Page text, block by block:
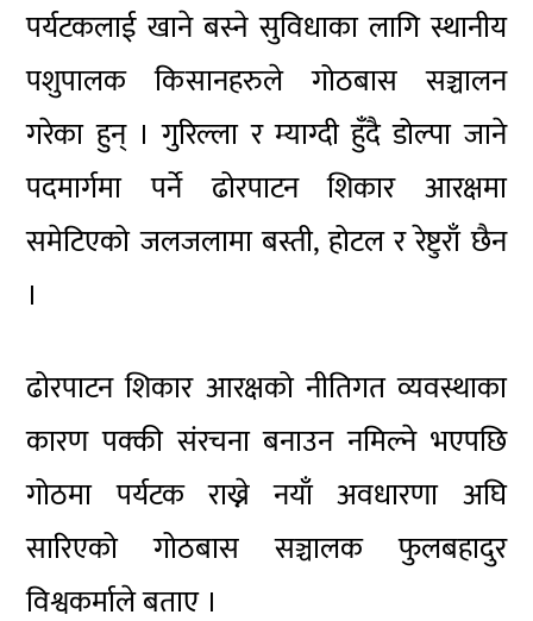
पर्यटकलाई खाने बस्ने सुविधाका लागि स्थानीय
पशुपालक किसानहरुले गोठबास सञ्चालन
गरेका हुन् । गुरिल्ला र म्याग्दी हुँदै डोल्पा जाने
पदमार्गमा पर्ने ढोरपाटन शिकार आरक्षमा
समेटिएको जलजलामा बस्ती, होटल र रेष्टुराँ छैन
।
ढोरपाटन शिकार आरक्षको नीतिगत व्यवस्थाका
कारण पक्की संरचना बनाउन नमिल्ने भएपछि
गोठमा पर्यटक राख्ने नयाँ अवधारणा अघि
सारिएको गोठबास सञ्चालक फुलबहादुर
विश्वकर्माले बताए ।